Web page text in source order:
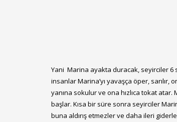
Yani Marina ayakta duracak, seyirciler 6
insanlar Marina’yı yavaşça öper,
yanına sokulur ve ona hızlıca tokat
başlar. Kısa bir süre sonra seyirciler
buna aldırış etmezler ve daha ileri